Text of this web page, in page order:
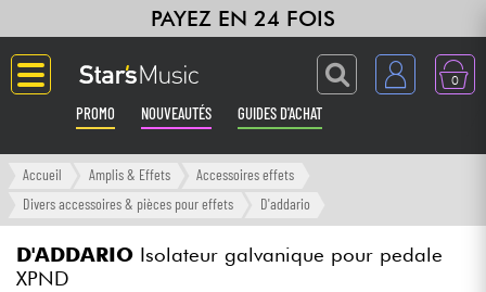
PAYEZ EN 24 FOIS
0
PROMO NOUVEAUTÉS GUIDES D'ACHAT
Langue
Accueil Amplis & Effets
Accessoires effets
Divers accessoires & pièces pour effets
D'addario
D'ADDARIO Isolateur galvanique pour pedale
XPND